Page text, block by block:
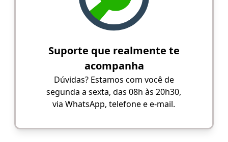
Suporte que realmente te
acompanha
Dúvidas? Estamos com você de
segunda a sexta, das 08h às 20h30,
via WhatsApp, telefone e e-mail.